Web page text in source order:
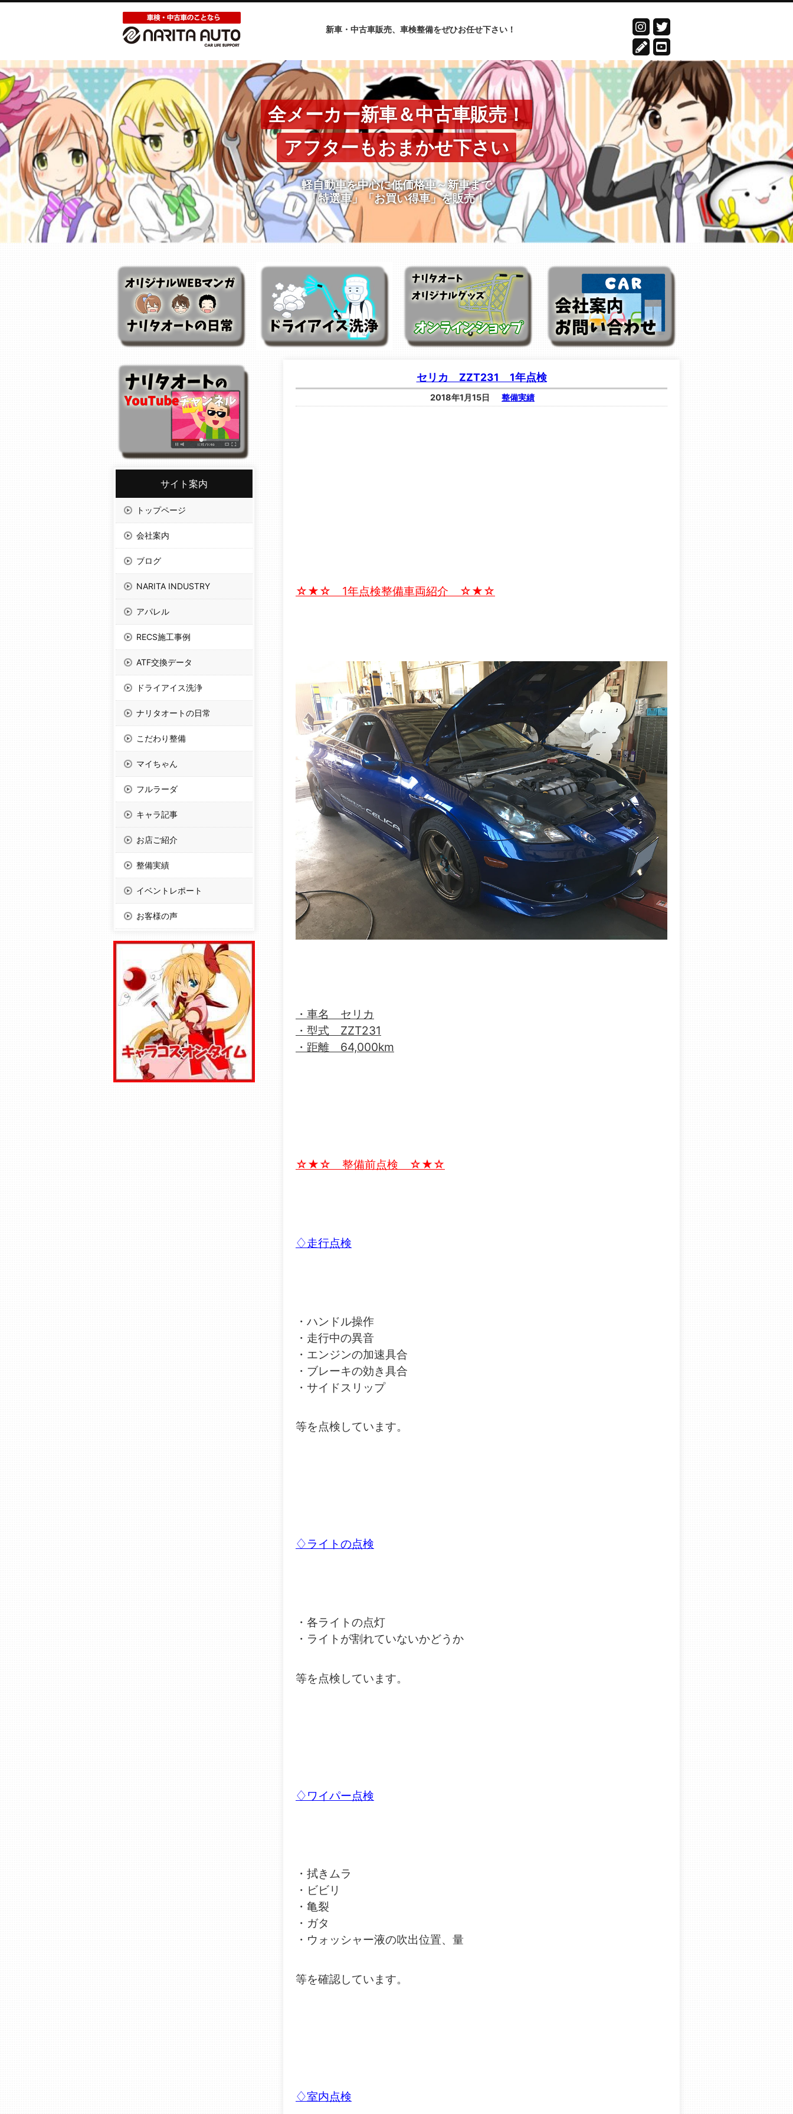
新車・中古車販売、車検整備をぜひお任せ下さい！
全メーカー新車＆中古車販売！
アフターもおまかせ下さい
軽自動車を中心に低価格車～新車まで
「特選車」「お買い得車」を販売！
セリカ ZZT231 1年点検
2018年1月15日 整備実績
☆★☆ 1年点検整備車両紹介 ☆★☆
・車名 セリカ
・型式 ZZT231
・距離 64,000km
☆★☆ 整備前点検 ☆★☆
♢走行点検
・ハンドル操作
・走行中の異音
・エンジンの加速具合
・ブレーキの効き具合
・サイドスリップ
等を点検しています。
♢ライトの点検
・各ライトの点灯
・ライトが割れていないかどうか
等を点検しています。
♢ワイパー点検
・拭きムラ
・ビビリ
・亀裂
・ガタ
・ウォッシャー液の吹出位置、量
等を確認しています。
♢室内点検
サイト案内
トップページ
会社案内
ブログ
NARITA INDUSTRY
アパレル
RECS施工事例
ATF交換データ
ドライアイス洗浄
ナリタオートの日常
こだわり整備
マイちゃん
フルラーダ
キャラ記事
お店ご紹介
整備実績
イベントレポート
お客様の声